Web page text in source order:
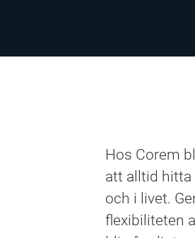
Hos Corem
att alltid hitta
och i livet.
flexibiliteten